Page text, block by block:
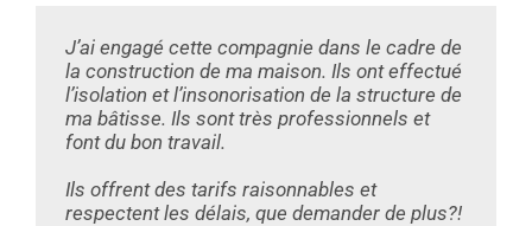
J’ai engagé cette compagnie dans le cadre de
la construction de ma maison. Ils ont effectué
l’isolation et l’insonorisation de la structure de
ma bâtisse. Ils sont très professionnels et
font du bon travail.
Ils offrent des tarifs raisonnables et
respectent les délais, que demander de plus?!